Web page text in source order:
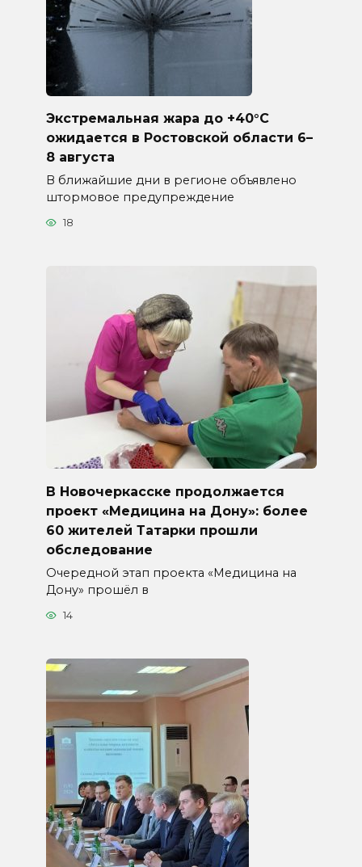
Экстремальная жара до +40°C
ожидается в Ростовской области 6–
8 августа
В ближайшие дни в регионе объявлено
штормовое предупреждение
18
В Новочеркасске продолжается
проект «Медицина на Дону»: более
60 жителей Татарки прошли
обследование
Очередной этап проекта «Медицина на
Дону» прошёл в
14